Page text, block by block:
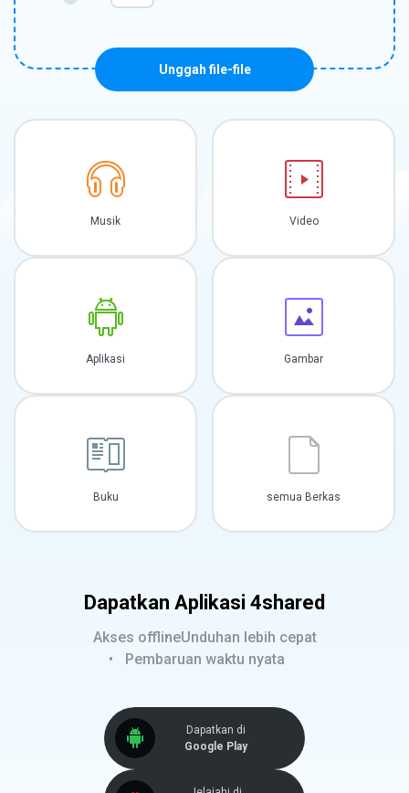
Unggah file-file
Musik Video
Aplikasi Gambar
Buku semua Berkas
Dapatkan Aplikasi 4shared
Akses offlineUnduhan lebih cepat
Pembaruan waktu nyata
Dapatkan di
Google Play